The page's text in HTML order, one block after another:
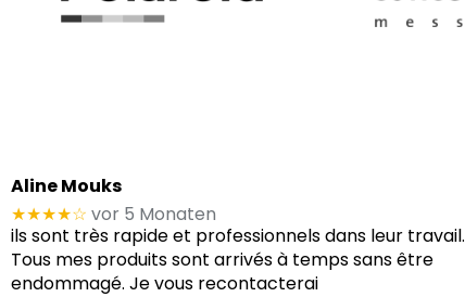
Aline Mouks
★★★★☆ vor 5 Monaten
ils sont très rapide et professionnels dans leur travail.
Tous mes produits sont arrivés à temps sans être
endommagé. Je vous recontacterai